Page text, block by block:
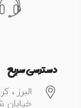
دسترسی سریع
البرز
خیابان